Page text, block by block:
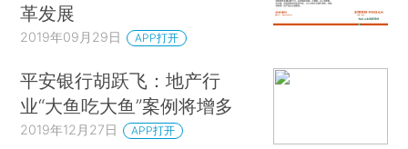
革发展
2019年09月29日 APP打开
平安银行胡跃飞：地产行
业“大鱼吃大鱼”案例将增多
2019年12月27日 APP打开